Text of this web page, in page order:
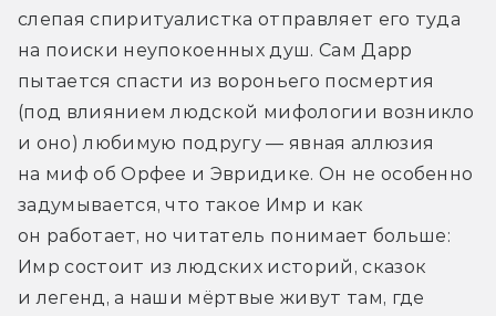
слепая спиритуалистка отправляет его туда
на поиски неупокоенных душ. Сам Дарр
пытается спасти из вороньего посмертия
(под влиянием людской мифологии возникло
и оно) любимую подругу — явная аллюзия
на миф об Орфее и Эвридике. Он не особенно
задумывается, что такое Имр и как
он работает, но читатель понимает больше:
Имр состоит из людских историй, сказок
и легенд, а наши мёртвые живут там, где